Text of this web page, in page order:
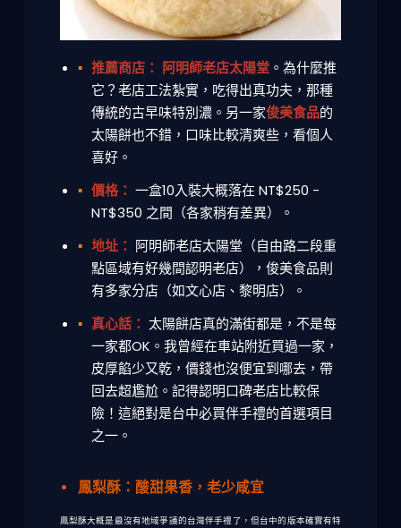
推薦商店： 阿明師老店太陽堂。為什麼推
它？老店工法紮實，吃得出真功夫，那種
傳統的古早味特別濃。另一家俊美食品的
太陽餅也不錯，口味比較清爽些，看個人
喜好。
價格： 一盒10入裝大概落在 NT$250 -
NT$350 之間（各家稍有差異）。
地址： 阿明師老店太陽堂（自由路二段重
點區域有好幾間認明老店），俊美食品則
有多家分店（如文心店、黎明店）。
真心話： 太陽餅店真的滿街都是，不是每
一家都OK。我曾經在車站附近買過一家，
皮厚餡少又乾，價錢也沒便宜到哪去，帶
回去超尷尬。記得認明口碑老店比較保
險！這絕對是台中必買伴手禮的首選項目
之一。
鳳梨酥：酸甜果香，老少咸宜
鳳梨酥大概是最沒有地域爭議的台灣伴手禮了，但台中的版本確實有特